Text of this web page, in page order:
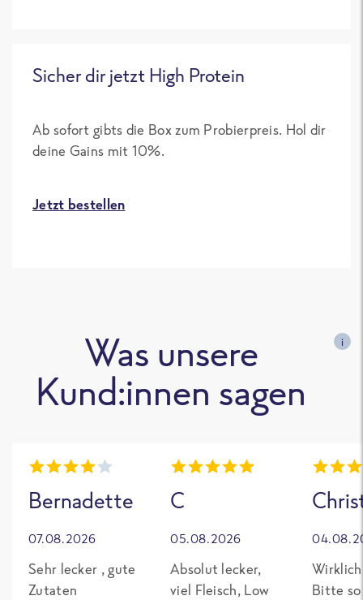
Sicher dir jetzt High Protein
Ab sofort gibts die Box zum Probierpreis. Hol dir
deine Gains mit 10%.
Jetzt bestellen
Was unsere
Kund:innen sagen
i
Bernadette
07.08.2026
Sehr lecker , gute
Zutaten
C
05.08.2026
Absolut lecker,
viel Fleisch, Low
Bitte so